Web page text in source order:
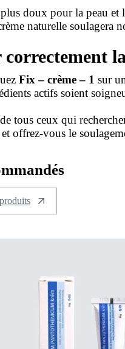
doux pour la peau et
naturelle soulagera
Fix – crème – 1 sur
actifs soient
tous ceux qui
offrez-vous le